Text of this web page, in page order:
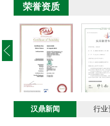
荣誉资质
澳大利亚SAA证
书
投光灯
汉鼎新闻 行业